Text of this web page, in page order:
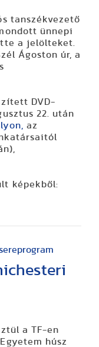
tanszékvezető
ünnepi
a jelölteket.
Ágoston úr, a
DVD-
22. után
az
képekből:
a TF-en
húsz